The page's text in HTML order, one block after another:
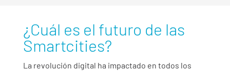
¿Cuál es el futuro de las
Smartcities?
La revolución digital ha impactado en todos los